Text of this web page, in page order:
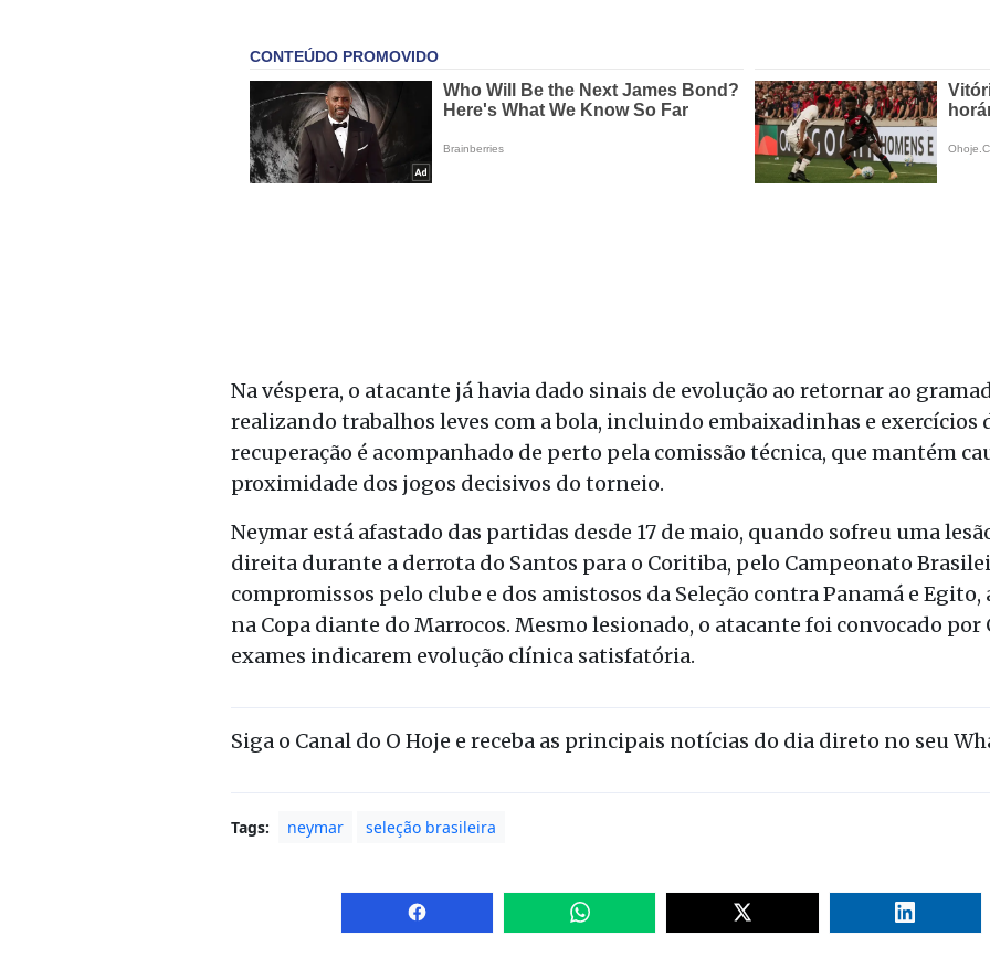
Na véspera, o atacante já havia dado sinais de evolução ao retornar ao
realizando trabalhos leves com a bola, incluindo embaixadinhas e exercícios
recuperação é acompanhado de perto pela comissão técnica, que mantém
proximidade dos jogos decisivos do torneio.
Neymar está afastado das partidas desde 17 de maio, quando sofreu uma
direita durante a derrota do Santos para o Coritiba, pelo Campeonato
compromissos pelo clube e dos amistosos da Seleção contra Panamá e
na Copa diante do Marrocos. Mesmo lesionado, o atacante foi convocado
exames indicarem evolução clínica satisfatória.
Siga o Canal do O Hoje e receba as principais notícias do dia direto no seu
Tags: neymar seleção brasileira